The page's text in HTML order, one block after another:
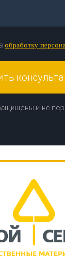
обработку
и не